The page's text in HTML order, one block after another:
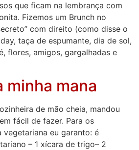
que ficam na lembrança com
Fizemos um Brunch no
com direito (como disse o
taça de espumante, dia de sol,
flores, amigos, gargalhadas e
minha mana
de mão cheia, mandou
fácil de fazer. Para os
vegetariana eu garanto: é
– 1 xícara de trigo– 2